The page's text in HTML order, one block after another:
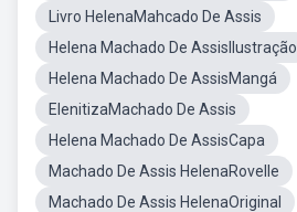
Livro HelenaMahcado De Assis
Helena Machado De AssisIlustração
Helena Machado De AssisMangá
ElenitizaMachado De Assis
Helena Machado De AssisCapa
Machado De Assis HelenaRovelle
Machado De Assis HelenaOriginal